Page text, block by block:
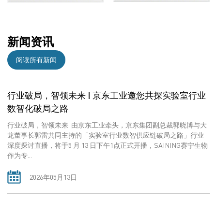
新闻资讯
阅读所有新闻
行业破局，智领未来 | 京东工业邀您共探实验室行业
数智化破局之路
行业破局，智领未来 由京东工业牵头，京东集团副总裁郭晓博与大
龙董事长郭雷共同主持的「实验室行业数智供应链破局之路」行业
深度探讨直播，将于5 月 13 日下午1点正式开播，SAINING赛宁生物
作为专...
2026年05月13日